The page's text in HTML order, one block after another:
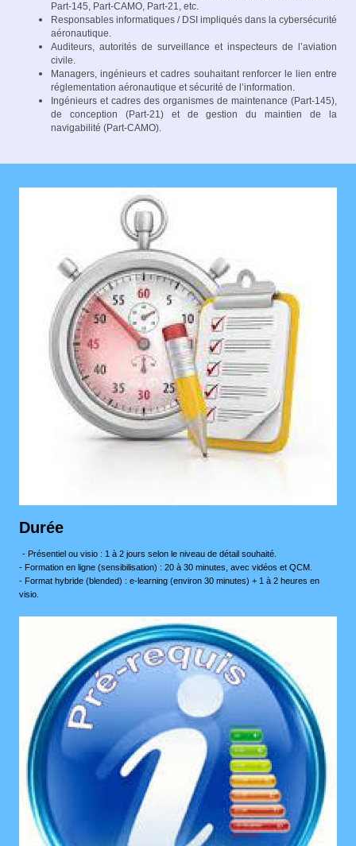
Part‑145, Part‑CAMO, Part‑21, etc.​
Responsables informatiques / DSI impliqués dans la cybersécurité
aéronautique.​
Auditeurs, autorités de surveillance et inspecteurs de l’aviation
civile.​
Managers, ingénieurs et cadres souhaitant renforcer le lien entre
réglementation aéronautique et sécurité de l’information.​
Ingénieurs et cadres des organismes de maintenance (Part‑145),
de conception (Part‑21) et de gestion du maintien de la
navigabilité (Part‑CAMO).
Durée
- Présentiel ou visio : 1 à 2 jours selon le niveau de détail souhaité.​
- Formation en ligne (sensibilisation) : 20 à 30 minutes, avec vidéos et QCM.
- Format hybride (blended) : e‑learning (environ 30 minutes) + 1 à 2 heures en
visio.